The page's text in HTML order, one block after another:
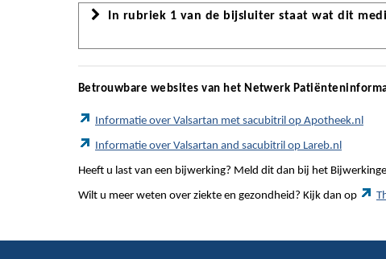
In rubriek 1 van de bijsluiter staat wat dit
Betrouwbare websites van het Netwerk
Informatie over Valsartan met sacubitril op Apotheek.nl
Informatie over Valsartan and sacubitril op Lareb.nl
Heeft u last van een bijwerking? Meld dit dan bij het
Wilt u meer weten over ziekte en gezondheid? Kijk dan op